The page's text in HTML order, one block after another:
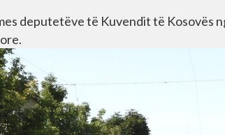
deputetëve të Kuvendit të Kosovës